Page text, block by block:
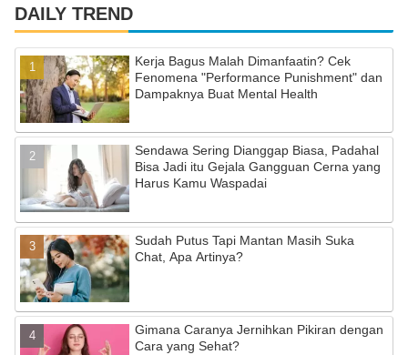
c
e
b
o
o
k
a
gr
a
m
u
T
u
b
e
C
h
a
n
n
el
DAILY TREND
Kerja Bagus Malah Dimanfaatin? Cek
Fenomena "Performance Punishment" dan
Dampaknya Buat Mental Health
Sendawa Sering Dianggap Biasa, Padahal
Bisa Jadi itu Gejala Gangguan Cerna yang
Harus Kamu Waspadai
Sudah Putus Tapi Mantan Masih Suka
Chat, Apa Artinya?
Gimana Caranya Jernihkan Pikiran dengan
Cara yang Sehat?